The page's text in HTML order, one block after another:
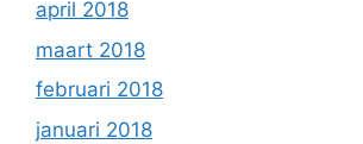
april 2018
maart 2018
februari 2018
januari 2018